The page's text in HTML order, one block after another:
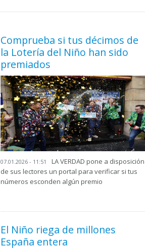
Comprueba si tus décimos de
la Lotería del Niño han sido
premiados
07.01.2026 - 11:51
LA VERDAD pone a disposición
de sus lectores un portal para verificar si tus
números esconden algún premio
El Niño riega de millones
España entera